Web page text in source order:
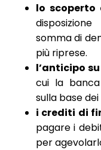
lo scoperto
somma di
più riprese.
l’anticipo
cui la
sulla base
i crediti di
pagare i
per